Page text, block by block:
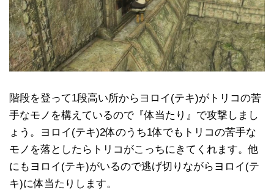
階段を登って1段高い所からヨロイ(テキ)がトリコの苦
手なモノを構えているので『体当たり』で攻撃しまし
ょう。ヨロイ(テキ)2体のうち1体でもトリコの苦手な
モノを落としたらトリコがこっちにきてくれます。他
にもヨロイ(テキ)がいるので逃げ切りながらヨロイ(テ
キ)に体当たりします。